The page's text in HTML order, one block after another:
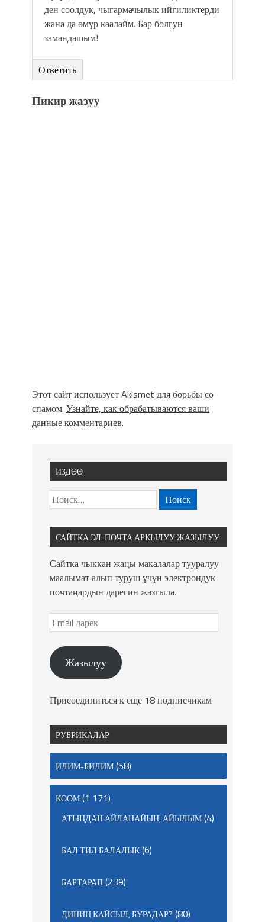
ден соолдук, чыгармачылык ийгиликтерди
жана да өмүр каалайм. Бар болгун
замандашым!
Ответить
Пикир жазуу
Этот сайт использует Akismet для борьбы со
спамом. Узнайте, как обрабатываются ваши
данные комментариев.
ИЗДӨӨ
САЙТКА ЭЛ. ПОЧТА АРКЫЛУУ ЖАЗЫЛУУ
Сайтка чыккан жаңы макалалар тууралуу
маалымат алып туруш үчүн электрондук
почтаңардын дарегин жазгыла.
Жазылуу
Присоединиться к еще 18 подписчикам
РУБРИКАЛАР
ИЛИМ-БИЛИМ(58)
КООМ(1 171)
АТЫҢДАН АЙЛАНАЙЫН, АЙЫЛЫМ(4)
БАЛ ТИЛ БАЛАЛЫК(6)
БАРТАРАП(239)
ДИНИҢ КАЙСЫЛ, БУРАДАР? (80)